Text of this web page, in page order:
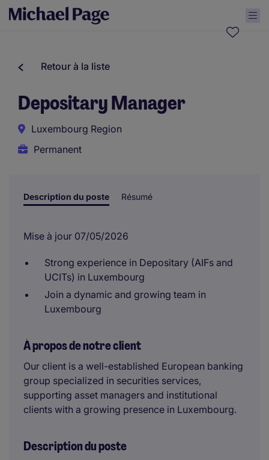
Retour à la liste
Depositary Manager
Luxembourg Region
Permanent
Description du poste Résumé
Mise à jour 07/05/2026
Strong experience in Depositary (AIFs and
UCITs) in Luxembourg
Join a dynamic and growing team in
Luxembourg
À propos de notre client
Our client is a well-established European banking
group specialized in securities services,
supporting asset managers and institutional
clients with a growing presence in Luxembourg.
Description du poste